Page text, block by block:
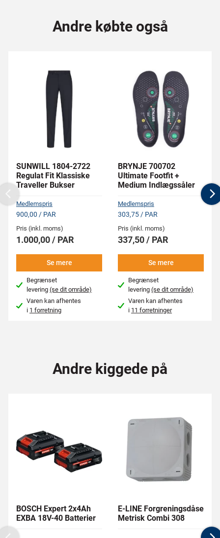
Andre købte også
SUNWILL 1804-2722
Regulat Fit Klassiske
Traveller Bukser
Medlemspris
900,00 / PAR
Pris (inkl. moms)
1.000,00 / PAR
Se mere
Begrænset
levering(se dit område)
Varen kan afhentes
i 1 forretning
BRYNJE 700702
Ultimate Footfit +
Medium Indlægssåler
Medlemspris
303,75 / PAR
Pris (inkl. moms)
337,50 / PAR
Se mere
Begrænset
levering(se dit område)
Varen kan afhentes
i 11 forretninger
Previous
Andre kiggede på
BOSCH Expert 2x4Ah
EXBA 18V-40 Batterier
E-LINE Forgreningsdåse
Metrisk Combi 308